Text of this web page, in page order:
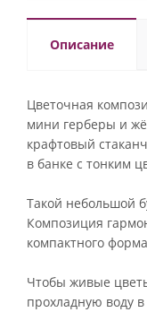
Описание
Цветочная
мини герберы и
крафтовый
в банке с тонким
Такой небольшой
Композиция
компактного
Чтобы живые
прохладную воду